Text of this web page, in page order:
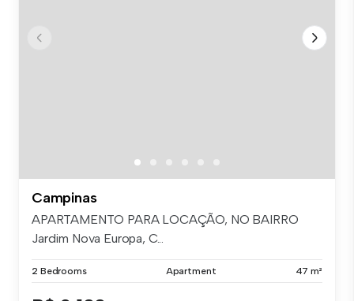
Campinas
APARTAMENTO PARA LOCAÇÃO, NO BAIRRO
Jardim Nova Europa, C...
2 Bedrooms Apartment 47 m²